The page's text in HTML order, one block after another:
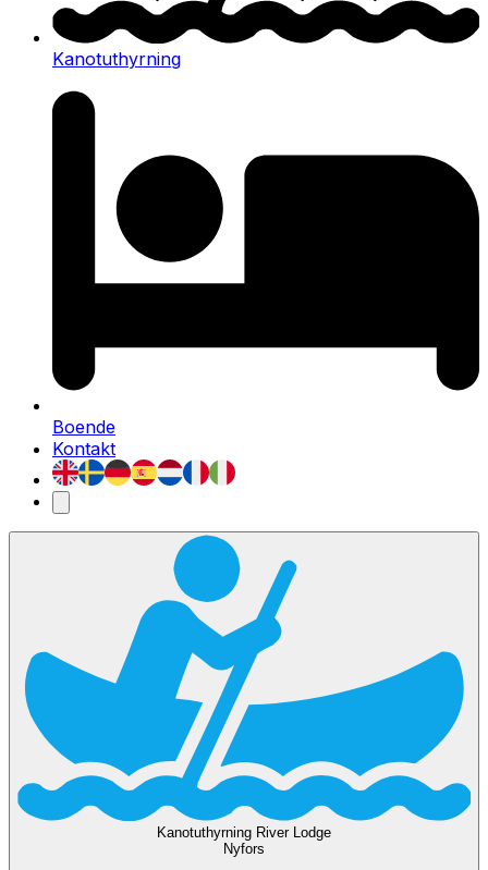
Kanotuthyrning
Boende
Kontakt
Kanotuthyrning River Lodge
Nyfors